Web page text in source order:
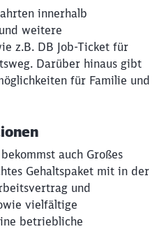
innerhalb
weitere
z.B. DB Job-Ticket für
Darüber hinaus gibt
für Familie und
auch Großes
Gehaltspaket mit in der
und
vielfältige
betriebliche